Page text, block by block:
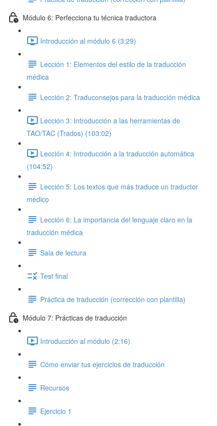
Módulo 6: Perfecciona tu técnica traductora
Introducción al módulo 6 (3:29)
Lección 1: Elementos del estilo de la traducción
médica
Lección 2: Traduconsejos para la traducción médica
Lección 3: Introducción a las herramientas de
TAO/TAC (Trados) (103:02)
Lección 4: Introducción a la traducción automática
(104:52)
Lección 5: Los textos que más traduce un traductor
médico
Lección 6: La importancia del lenguaje claro en la
traducción médica
Sala de lectura
Test final
Práctica de traducción (corrección con plantilla)
Módulo 7: Prácticas de traducción
Introducción al módulo (2:16)
Cómo enviar tus ejercicios de traducción
Recursos
Ejercicio 1